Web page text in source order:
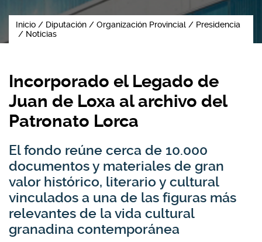
Inicio Diputación Organización Provincial
Presidencia
Noticias
Incorporado el Legado de
Juan de Loxa al archivo del
Patronato Lorca
El fondo reúne cerca de 10.000
documentos y materiales de gran
valor histórico, literario y cultural
vinculados a una de las figuras más
relevantes de la vida cultural
granadina contemporánea